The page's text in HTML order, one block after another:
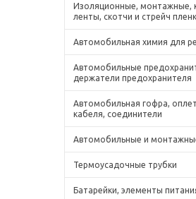
Изоляционные, монтажные,
ленты, скотчи и стрейч
Автомобильная химия для
Автомобильные
держатели предохранителя
Автомобильная гофра,
кабеля, соединители
Автомобильные и
Термоусадочные трубки
Батарейки, элементы